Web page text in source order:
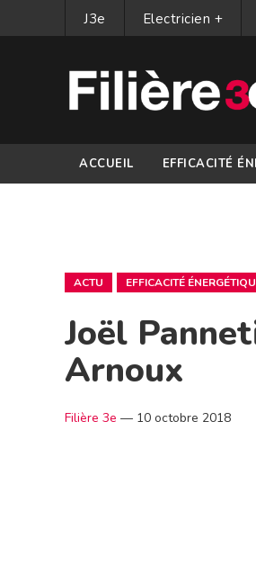
J3e Electricien +
ACCUEIL EFFICACITÉ
ACTU EFFICACITÉ
Joël
Arnoux
Filière 3e — 10 octobre 2018